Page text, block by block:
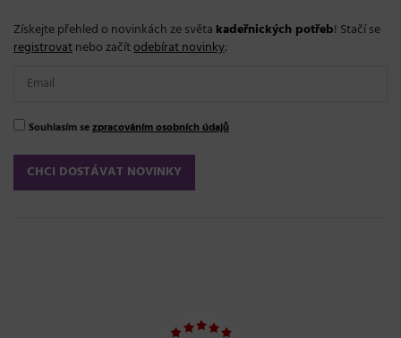
Získejte přehled o novinkách ze světa kadeřnických potřeb! Stačí se
registrovatnebo začítodebírat novinky:
Souhlasím sezpracováním osobních údajů